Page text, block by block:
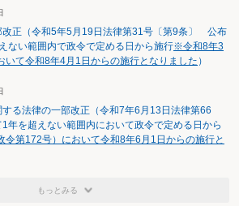
は業務提供を申し入れ、これに対する返事を日本
うことになった。その翌日の7月8日に、日本技術
への対応方針に関するお知らせ」を公表し、①事前
対し十分な情報を提供し、②取締役会による一定
規模買付行為を解するという事前の情報提供に関
株予約権の発行等の対抗策を講じる場合があるこ
は分割比率が最大1対5であること等も明らかにされ
会は、TOBを行うことを決議した。この際決めら
円であり、株式分割が行われる可能性を考慮し
じめ買付条件として定めることも決められた。そ
希釈化防止条項を設けておき、実際に株式分割が
改正（令和5年5月19日法律第31号〔第9条〕 公布
ない範囲内で政令で定める日から施行※令和8年3
いて令和8年4月1日からの施行となりました ）
する法律の一部改正（令和7年6月13日法律第66
を超えない範囲内において政令で定める日から
第172号）において令和8年6月1日からの施行と
もっとみる